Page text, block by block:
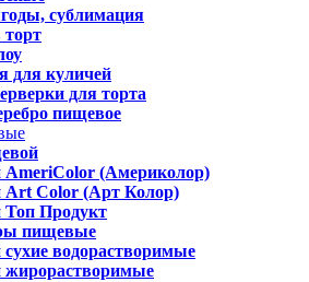
сублимация
для куличей
для торта
пищевое
AmeriColor (Америколор)
Art Color (Арт Колор)
Топ Продукт
пищевые
водорастворимые
жирорастворимые